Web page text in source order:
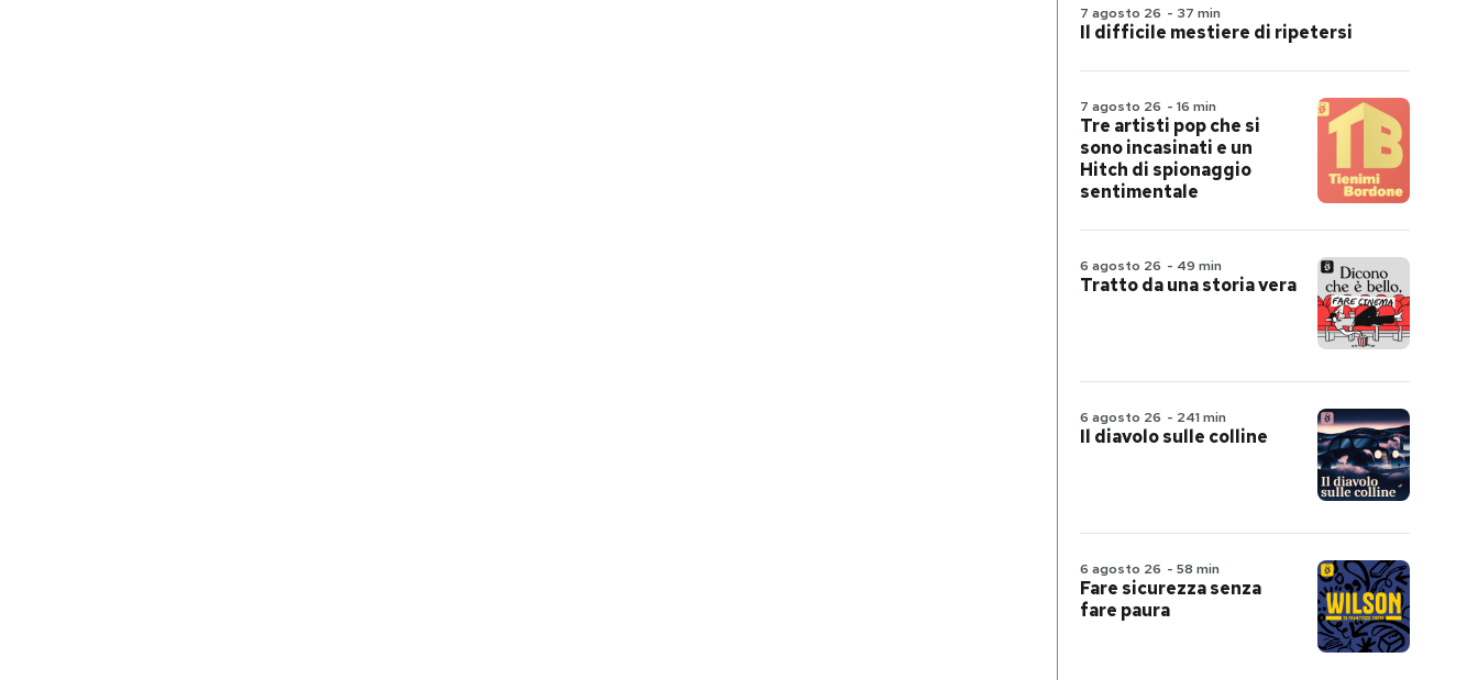
7 agosto 26 - 37 min
Il difficile mestiere di ripetersi
7 agosto 26 - 16 min
Tre artisti pop che si
sono incasinati e un
Hitch di spionaggio
sentimentale
6 agosto 26 - 49 min
Tratto da una storia vera
6 agosto 26 - 241 min
Il diavolo sulle colline
6 agosto 26 - 58 min
Fare sicurezza senza
fare paura